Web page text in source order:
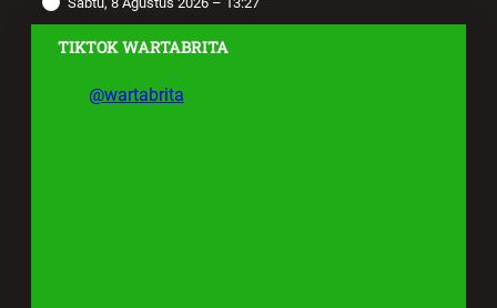
TIKTOK WARTABRITA
@wartabrita